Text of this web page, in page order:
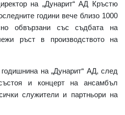
на „Дунарит“ АД Кръстю
години вече близо 1000
обвързани със съдбата на
ръст в производството на
на „Дунарит“ АД, след
и концерт на ансамбъл
служители и партньори на